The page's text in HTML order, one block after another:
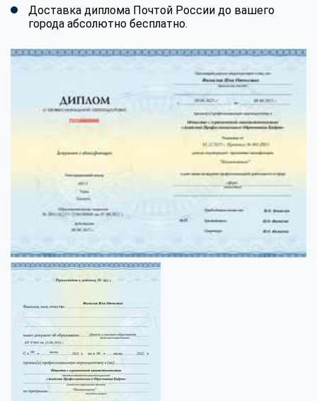
Доставка диплома Почтой России до вашего
города абсолютно бесплатно.